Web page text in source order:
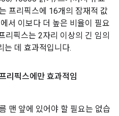
프리픽스에 16개의 잠재적 값
서 이보다 더 높은 비율이 필요
리픽스는 2자리 이상의 긴 임의
는 데 효과적입니다.
리픽스에만 효과적임
맨 앞에 있어야 할 필요는 없습